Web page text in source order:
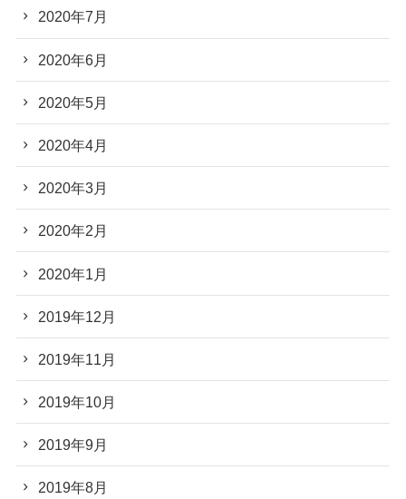
2020年7月
2020年6月
2020年5月
2020年4月
2020年3月
2020年2月
2020年1月
2019年12月
2019年11月
2019年10月
2019年9月
2019年8月